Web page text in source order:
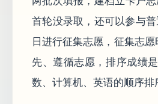
首轮没录取，还可以参与
日进行征集志愿，征集志
先、遵循志愿，排序成绩
数、计算机、英语的顺序排